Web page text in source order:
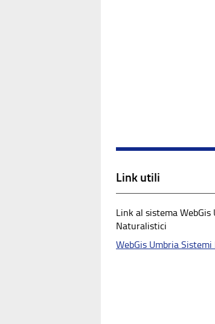
Link utili
Link al sistema WebGis
Naturalistici
WebGis Umbria